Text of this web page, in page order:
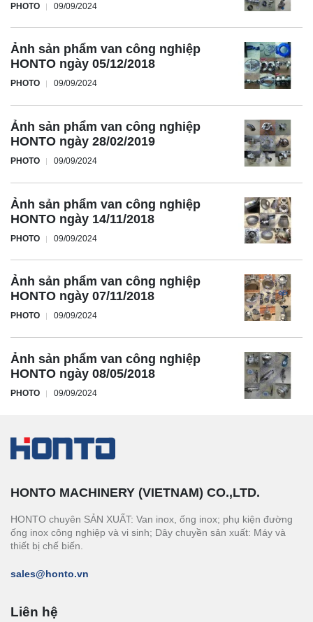
PHOTO 09/09/2024
Ảnh sản phẩm van công nghiệp
HONTO ngày 05/12/2018
PHOTO 09/09/2024
Ảnh sản phẩm van công nghiệp
HONTO ngày 28/02/2019
PHOTO 09/09/2024
Ảnh sản phẩm van công nghiệp
HONTO ngày 14/11/2018
PHOTO 09/09/2024
Ảnh sản phẩm van công nghiệp
HONTO ngày 07/11/2018
PHOTO 09/09/2024
Ảnh sản phẩm van công nghiệp
HONTO ngày 08/05/2018
PHOTO 09/09/2024
HONTO MACHINERY (VIETNAM) CO.,LTD.
HONTO chuyên SẢN XUẤT: Van inox, ống inox; phụ kiện đường
ống inox công nghiệp và vi sinh; Dây chuyền sản xuất: Máy và
thiết bị chế biến.
sales@honto.vn
Liên hệ